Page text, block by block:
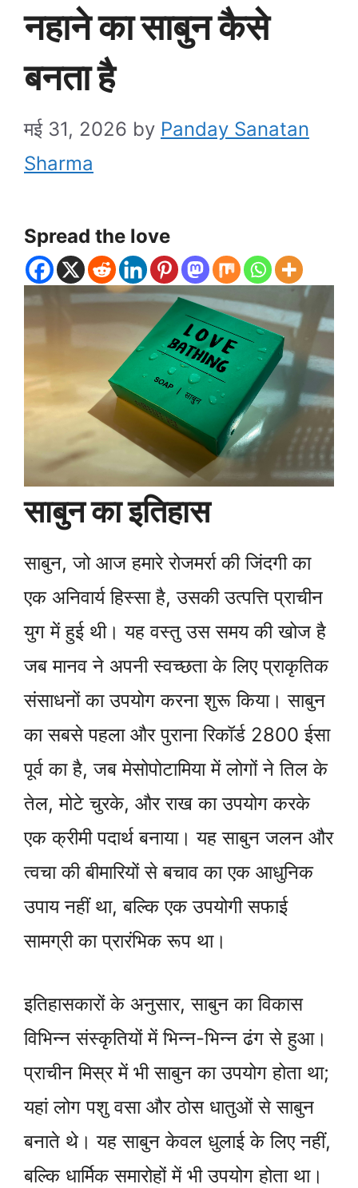
नहाने का साबुन कैसे
बनता है
मई 31, 2026 by Panday Sanatan
Sharma
Spread the love
साबुन का इतिहास
साबुन, जो आज हमारे रोजमर्रा की जिंदगी का
एक अनिवार्य हिस्सा है, उसकी उत्पत्ति प्राचीन
युग में हुई थी। यह वस्तु उस समय की खोज है
जब मानव ने अपनी स्वच्छता के लिए प्राकृतिक
संसाधनों का उपयोग करना शुरू किया। साबुन
का सबसे पहला और पुराना रिकॉर्ड 2800 ईसा
पूर्व का है, जब मेसोपोटामिया में लोगों ने तिल के
तेल, मोटे चुरके, और राख का उपयोग करके
एक क्रीमी पदार्थ बनाया। यह साबुन जलन और
त्वचा की बीमारियों से बचाव का एक आधुनिक
उपाय नहीं था, बल्कि एक उपयोगी सफाई
सामग्री का प्रारंभिक रूप था।
इतिहासकारों के अनुसार, साबुन का विकास
विभिन्न संस्कृतियों में भिन्न-भिन्न ढंग से हुआ।
प्राचीन मिस्र में भी साबुन का उपयोग होता था;
यहां लोग पशु वसा और ठोस धातुओं से साबुन
बनाते थे। यह साबुन केवल धुलाई के लिए नहीं,
बल्कि धार्मिक समारोहों में भी उपयोग होता था।